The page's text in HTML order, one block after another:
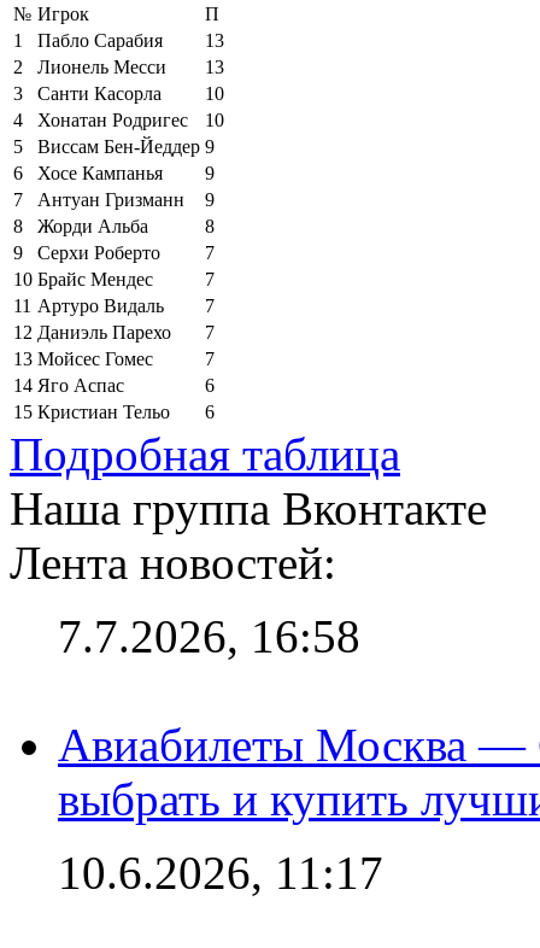
№ Игрок
П
1
Пабло Сарабия
13
2
Лионель Месси
13
3
Санти Касорла
10
4
Хонатан Родригес
10
5
Виссам Бен-Йеддер 9
6
Хосе Кампанья
9
7
Антуан Гризманн
9
8
Жорди Альба
8
9
Серхи Роберто
7
10 Брайс Мендес
7
11 Артуро Видаль
7
12 Даниэль Парехо
7
13 Мойсес Гомес
7
14 Яго Аспас
6
15 Кристиан Тельо 6
Подробная таблица
Наша группа Вконтакте
Лента новостей:
7.7.2026, 16:58
Авиабилеты Москва —
выбрать и купить
10.6.2026, 11:17